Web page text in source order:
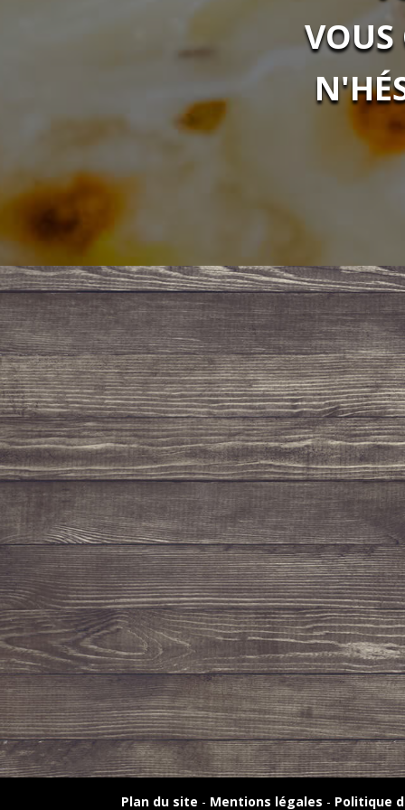
VOUS
Plan du site - Mentions légales - Politique